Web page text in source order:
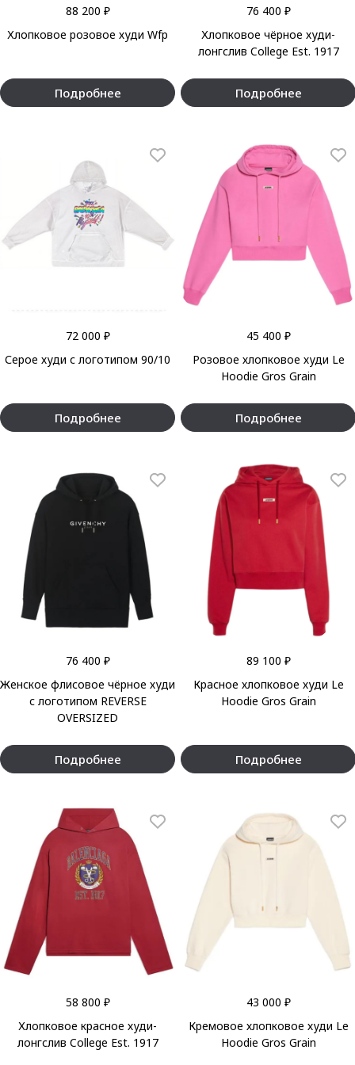
88 200 ₽
Хлопковое розовое худи Wfp
Подробнее
76 400 ₽
Хлопковое чёрное худи-
лонгслив College Est. 1917
Подробнее
72 000 ₽
Серое худи с логотипом 90/10
Подробнее
45 400 ₽
Розовое хлопковое худи Le
Hoodie Gros Grain
Подробнее
76 400 ₽
Женское флисовое чёрное худи
с логотипом REVERSE
OVERSIZED
Подробнее
89 100 ₽
Красное хлопковое худи Le
Hoodie Gros Grain
Подробнее
58 800 ₽
Хлопковое красное худи-
лонгслив College Est. 1917
43 000 ₽
Кремовое хлопковое худи Le
Hoodie Gros Grain